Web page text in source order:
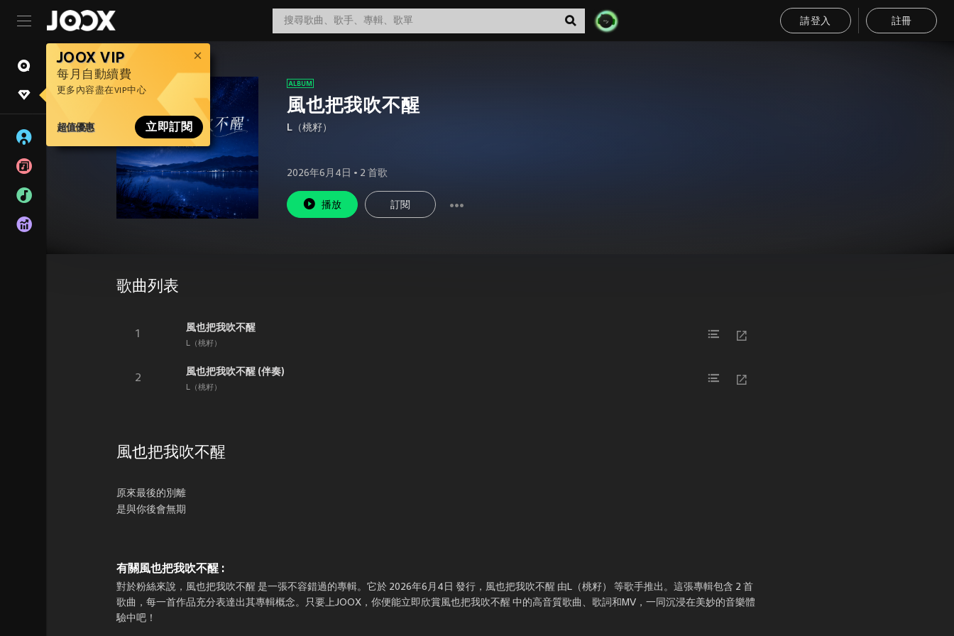
請登入 註冊
JOOX VIP
每月自動續費
更多內容盡在VIP中心
超值優惠 立即訂閱
風也把我吹不醒
L（桃籽）
2026年6月4日 • 2 首歌
播放 訂閱
歌曲列表
1
風也把我吹不醒
L（桃籽）
2
風也把我吹不醒 (伴奏)
L（桃籽）
風也把我吹不醒
原來最後的別離
是與你後會無期
有關風也把我吹不醒 :
對於粉絲來說，風也把我吹不醒 是一張不容錯過的專輯。它於 2026年6月4日 發行，風也把我吹不醒 由L（桃籽） 等歌手推出。這張專輯包含 2 首
歌曲，每一首作品充分表達出其專輯概念。只要上JOOX，你便能立即欣賞風也把我吹不醒 中的高音質歌曲、歌詞和MV，一同沉浸在美妙的音樂體
驗中吧！